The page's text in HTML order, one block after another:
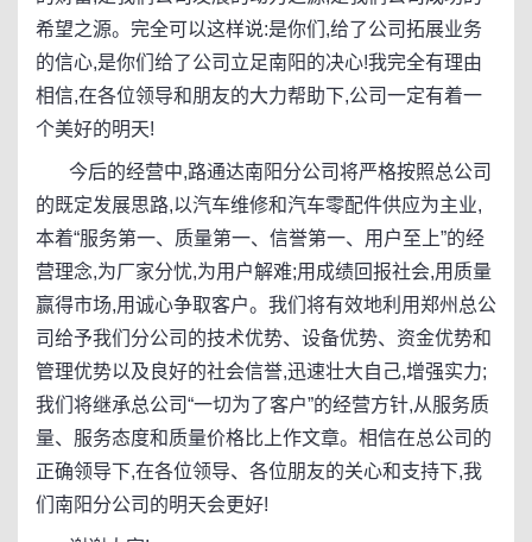
希望之源。完全可以这样说:是你们,给了公司拓展业务
的信心,是你们给了公司立足南阳的决心!我完全有理由
相信,在各位领导和朋友的大力帮助下,公司一定有着一
个美好的明天!
今后的经营中,路通达南阳分公司将严格按照总公司
的既定发展思路,以汽车维修和汽车零配件供应为主业,
本着“服务第一、质量第一、信誉第一、用户至上”的经
营理念,为厂家分忧,为用户解难;用成绩回报社会,用质量
赢得市场,用诚心争取客户。我们将有效地利用郑州总公
司给予我们分公司的技术优势、设备优势、资金优势和
管理优势以及良好的社会信誉,迅速壮大自己,增强实力;
我们将继承总公司“一切为了客户”的经营方针,从服务质
量、服务态度和质量价格比上作文章。相信在总公司的
正确领导下,在各位领导、各位朋友的关心和支持下,我
们南阳分公司的明天会更好!